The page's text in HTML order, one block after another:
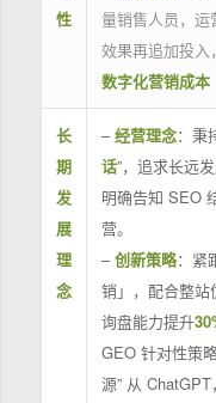
性
量销售人员，
效果再追加投入
数字化营销成本
长
期
发
展
理
念
–经营理念：秉
话”，追求长远
明确告知 SEO
营。
–创新策略：紧
销」，配合整站
询盘能力提升
GEO 针对性策
源” 从